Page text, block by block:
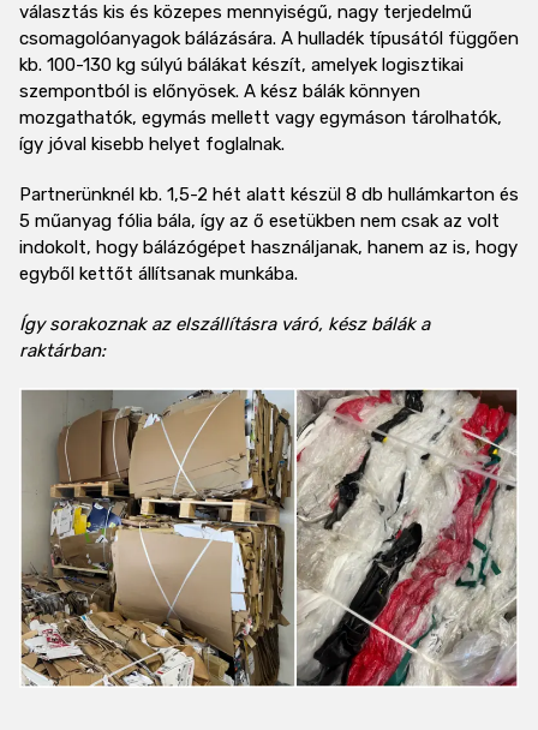
választás kis és közepes mennyiségű, nagy terjedelmű
csomagolóanyagok bálázására. A hulladék típusától függően
kb. 100-130 kg súlyú bálákat készít, amelyek logisztikai
szempontból is előnyösek. A kész bálák könnyen
mozgathatók, egymás mellett vagy egymáson tárolhatók,
így jóval kisebb helyet foglalnak.
Partnerünknél kb. 1,5-2 hét alatt készül 8 db hullámkarton és
5 műanyag fólia bála, így az ő esetükben nem csak az volt
indokolt, hogy bálázógépet használjanak, hanem az is, hogy
egyből kettőt állítsanak munkába.
Így sorakoznak az elszállításra váró, kész bálák a
raktárban: